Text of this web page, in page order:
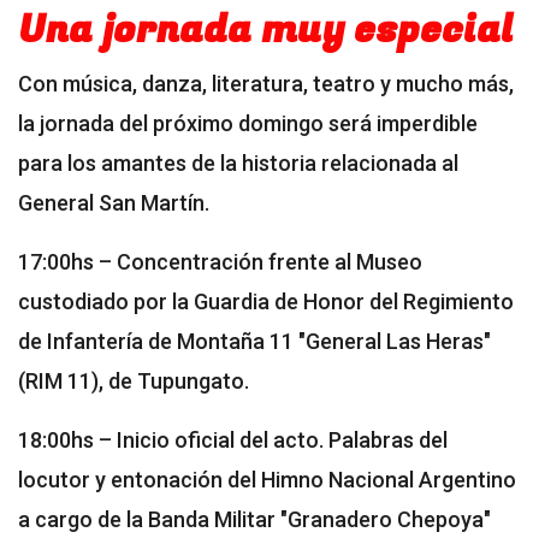
Una jornada muy especial
Con música, danza, literatura, teatro y mucho más,
la jornada del próximo domingo será imperdible
para los amantes de la historia relacionada al
General San Martín.
17:00hs – Concentración frente al Museo
custodiado por la Guardia de Honor del Regimiento
de Infantería de Montaña 11 "General Las Heras"
(RIM 11), de Tupungato.
18:00hs – Inicio oficial del acto. Palabras del
locutor y entonación del Himno Nacional Argentino
a cargo de la Banda Militar "Granadero Chepoya"